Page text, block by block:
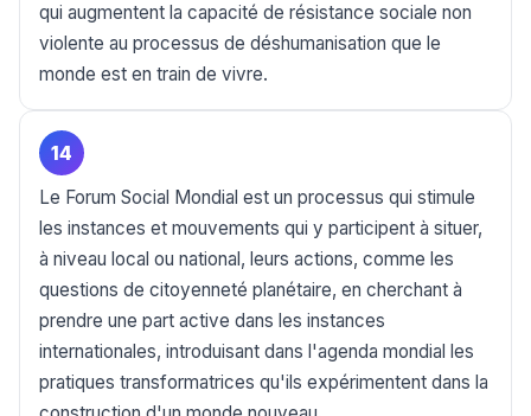
qui augmentent la capacité de résistance sociale non
violente au processus de déshumanisation que le
monde est en train de vivre.
14
Le Forum Social Mondial est un processus qui stimule
les instances et mouvements qui y participent à situer,
à niveau local ou national, leurs actions, comme les
questions de citoyenneté planétaire, en cherchant à
prendre une part active dans les instances
internationales, introduisant dans l'agenda mondial les
pratiques transformatrices qu'ils expérimentent dans la